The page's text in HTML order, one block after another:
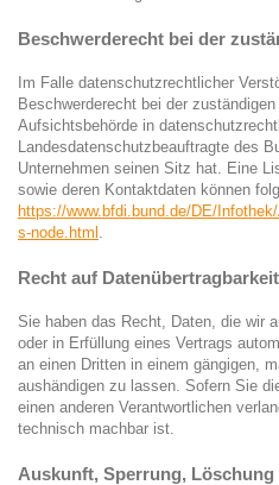
Beschwerderecht bei der
Im Falle datenschutzrechtlicher
Beschwerderecht bei der
Aufsichtsbehörde in
Landesdatenschutzbeauftragte des
Unternehmen seinen Sitz hat. Eine
sowie deren Kontaktdaten können
https://www.bfdi.bund.de/DE/
s-node.html .
Recht auf Datenübertragbarkeit
Sie haben das Recht, Daten, die wir
oder in Erfüllung eines Vertrags
an einen Dritten in einem gängigen,
aushändigen zu lassen. Sofern Sie
einen anderen Verantwortlichen
technisch machbar ist.
Auskunft, Sperrung, Löschung